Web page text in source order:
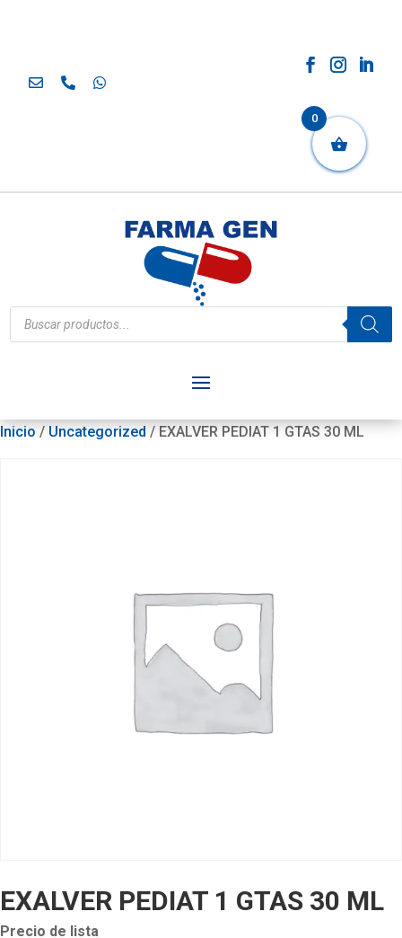
Búsqueda
de
productos
Inicio / Uncategorized / EXALVER PEDIAT 1 GTAS 30 ML
EXALVER PEDIAT 1 GTAS 30 ML
Precio de lista
0